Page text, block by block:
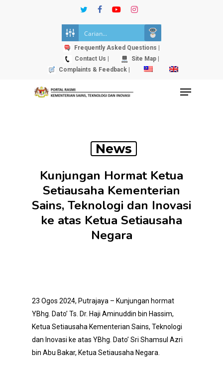
twitterfacebookyoutubeinstagram
Frequently Asked Questions |
Contact Us |
Site Map |
Complaints & Feedback |
Menu
News
Kunjungan Hormat Ketua
Setiausaha Kementerian
Sains, Teknologi dan Inovasi
ke atas Ketua Setiausaha
Negara
23 Ogos 2024, Putrajaya – Kunjungan hormat
YBhg. Dato’ Ts. Dr. Haji Aminuddin bin Hassim,
Ketua Setiausaha Kementerian Sains, Teknologi
dan Inovasi ke atas YBhg. Dato’ Sri Shamsul Azri
bin Abu Bakar, Ketua Setiausaha Negara.